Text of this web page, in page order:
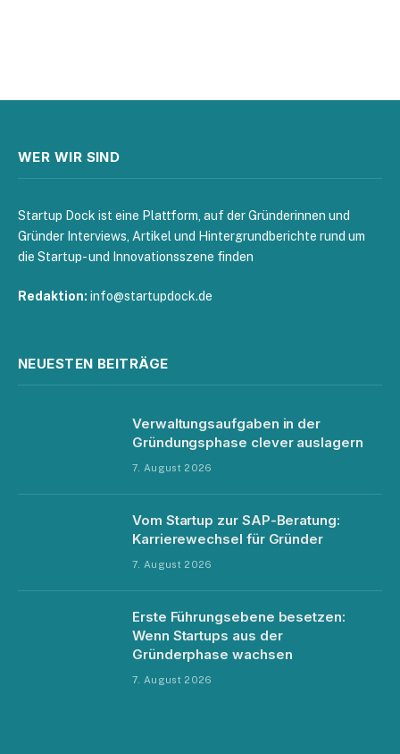
WER WIR SIND
Startup Dock ist eine Plattform, auf der Gründerinnen und
Gründer Interviews, Artikel und Hintergrundberichte rund um
die Startup- und Innovationsszene finden
Redaktion: info@startupdock.de
NEUESTEN BEITRÄGE
Verwaltungsaufgaben in der
Gründungsphase clever auslagern
7. August 2026
Vom Startup zur SAP-Beratung:
Karrierewechsel für Gründer
7. August 2026
Erste Führungsebene besetzen:
Wenn Startups aus der
Gründerphase wachsen
7. August 2026